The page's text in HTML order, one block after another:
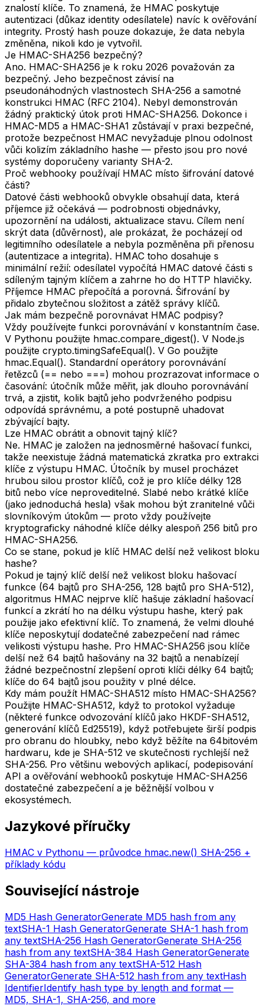
znalostí klíče. To znamená, že HMAC poskytuje
autentizaci (důkaz identity odesílatele) navíc k ověřování
integrity. Prostý hash pouze dokazuje, že data nebyla
změněna, nikoli kdo je vytvořil.
Je HMAC-SHA256 bezpečný?
Ano. HMAC-SHA256 je k roku 2026 považován za
bezpečný. Jeho bezpečnost závisí na
pseudonáhodných vlastnostech SHA-256 a samotné
konstrukci HMAC (RFC 2104). Nebyl demonstrován
žádný praktický útok proti HMAC-SHA256. Dokonce i
HMAC-MD5 a HMAC-SHA1 zůstávají v praxi bezpečné,
protože bezpečnost HMAC nevyžaduje plnou odolnost
vůči kolizím základního hashe — přesto jsou pro nové
systémy doporučeny varianty SHA-2.
Proč webhooky používají HMAC místo šifrování datové
části?
Datové části webhooků obvykle obsahují data, která
příjemce již očekává — podrobnosti objednávky,
upozornění na události, aktualizace stavu. Cílem není
skrýt data (důvěrnost), ale prokázat, že pocházejí od
legitimního odesílatele a nebyla pozměněna při přenosu
(autentizace a integrita). HMAC toho dosahuje s
minimální režií: odesílatel vypočítá HMAC datové části s
sdíleným tajným klíčem a zahrne ho do HTTP hlavičky.
Příjemce HMAC přepočítá a porovná. Šifrování by
přidalo zbytečnou složitost a zátěž správy klíčů.
Jak mám bezpečně porovnávat HMAC podpisy?
Vždy používejte funkci porovnávání v konstantním čase.
V Pythonu použijte hmac.compare_digest(). V Node.js
použijte crypto.timingSafeEqual(). V Go použijte
hmac.Equal(). Standardní operátory porovnávání
řetězců (== nebo ===) mohou prozrazovat informace o
časování: útočník může měřit, jak dlouho porovnávání
trvá, a zjistit, kolik bajtů jeho podvrženého podpisu
odpovídá správnému, a poté postupně uhadovat
zbývající bajty.
Lze HMAC obrátit a obnovit tajný klíč?
Ne. HMAC je založen na jednosměrné hašovací funkci,
takže neexistuje žádná matematická zkratka pro extrakci
klíče z výstupu HMAC. Útočník by musel procházet
hrubou silou prostor klíčů, což je pro klíče délky 128
bitů nebo více neproveditelné. Slabé nebo krátké klíče
(jako jednoduchá hesla) však mohou být zranitelné vůči
slovníkovým útokům — proto vždy používejte
kryptograficky náhodné klíče délky alespoň 256 bitů pro
HMAC-SHA256.
Co se stane, pokud je klíč HMAC delší než velikost bloku
hashe?
Pokud je tajný klíč delší než velikost bloku hašovací
funkce (64 bajtů pro SHA-256, 128 bajtů pro SHA-512),
algoritmus HMAC nejprve klíč hašuje základní hašovací
funkcí a zkrátí ho na délku výstupu hashe, který pak
použije jako efektivní klíč. To znamená, že velmi dlouhé
klíče neposkytují dodatečné zabezpečení nad rámec
velikosti výstupu hashe. Pro HMAC-SHA256 jsou klíče
delší než 64 bajtů hašovány na 32 bajtů a nenabízejí
žádné bezpečnostní zlepšení oproti klíči délky 64 bajtů;
klíče do 64 bajtů jsou použity v plné délce.
Kdy mám použít HMAC-SHA512 místo HMAC-SHA256?
Použijte HMAC-SHA512, když to protokol vyžaduje
(některé funkce odvozování klíčů jako HKDF-SHA512,
generování klíčů Ed25519), když potřebujete širší podpis
pro obranu do hloubky, nebo když běžíte na 64bitovém
hardwaru, kde je SHA-512 ve skutečnosti rychlejší než
SHA-256. Pro většinu webových aplikací, podepisování
API a ověřování webhooků poskytuje HMAC-SHA256
dostatečné zabezpečení a je běžnější volbou v
ekosystémech.
Jazykové příručky
HMAC v Pythonu — průvodce hmac.new() SHA-256 +
příklady kódu
Související nástroje
MD5 Hash GeneratorGenerate MD5 hash from any
textSHA-1 Hash GeneratorGenerate SHA-1 hash from
any textSHA-256 Hash GeneratorGenerate SHA-256
hash from any textSHA-384 Hash GeneratorGenerate
SHA-384 hash from any textSHA-512 Hash
GeneratorGenerate SHA-512 hash from any textHash
IdentifierIdentify hash type by length and format —
MD5, SHA-1, SHA-256, and more